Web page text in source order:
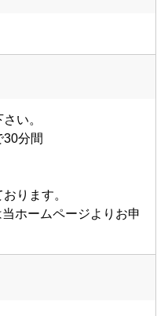
い。
30分間
ります。
ホームページよりお申